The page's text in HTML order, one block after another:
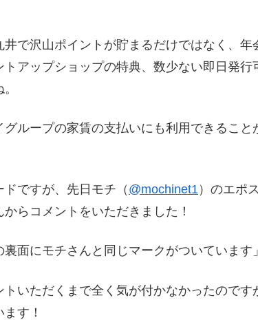
井で沢山ポイントが貯まるだけではなく、
トアップショップの特典、数少ない即日発
グループの家賃の支払いにも利用できるこ
ですが、先日モチ（ @mochinet1）のエポ
らコメントをいただきました！
裏面にモチさんと同じマークがついています」
トいただくまで全く気が付かなかったのです
す！